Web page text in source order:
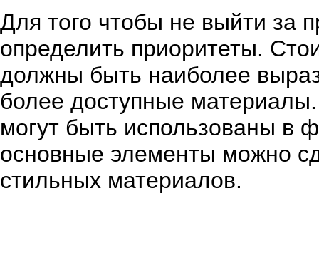
Для того чтобы не выйти за
определить приоритеты.
должны быть наиболее
более доступные
могут быть использованы в
основные элементы можно
стильных материалов.